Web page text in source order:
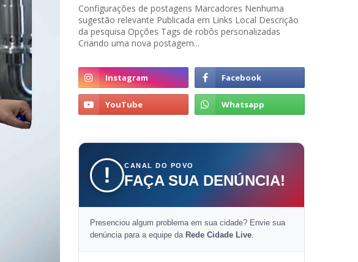
Configurações de postagens Marcadores Nenhuma
sugestão relevante Publicada em Links Local Descrição
da pesquisa Opções Tags de robôs personalizadas
Criando uma nova postagem...
! CANAL DO POVO
FAÇA SUA DENÚNCIA!
Presenciou algum problema em sua cidade? Envie sua
denúncia para a equipe da Rede Cidade Live.